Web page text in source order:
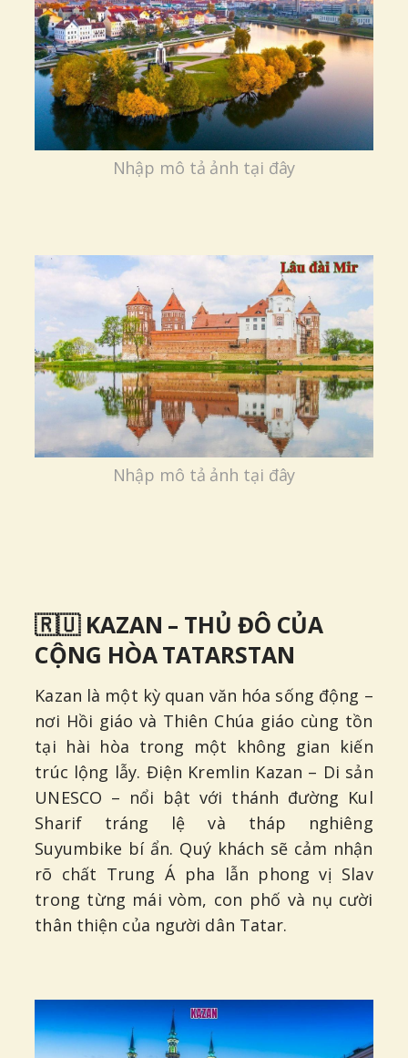
Nhập mô tả ảnh tại đây
Nhập mô tả ảnh tại đây
🇷🇺 KAZAN – THỦ ĐÔ CỦA
CỘNG HÒA TATARSTAN
Kazan là một kỳ quan văn hóa sống động –
nơi Hồi giáo và Thiên Chúa giáo cùng tồn
tại hài hòa trong một không gian kiến
trúc lộng lẫy. Điện Kremlin Kazan – Di sản
UNESCO – nổi bật với thánh đường Kul
Sharif tráng lệ và tháp nghiêng
Suyumbike bí ẩn. Quý khách sẽ cảm nhận
rõ chất Trung Á pha lẫn phong vị Slav
trong từng mái vòm, con phố và nụ cười
thân thiện của người dân Tatar.